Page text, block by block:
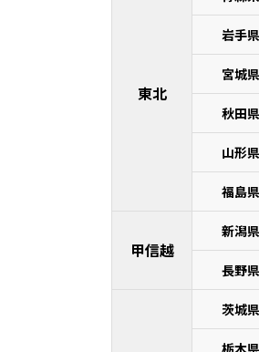
東北
岩手県
宮城県
秋田県
山形県
福島県
甲信越
新潟県
長野県
茨城県